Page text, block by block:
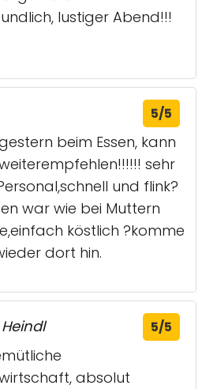
lustiger Abend!!!
5/5
beim Essen, kann
sehr
und flink?
war wie bei Muttern
köstlich ?komme
dort hin.
5/5
absolut